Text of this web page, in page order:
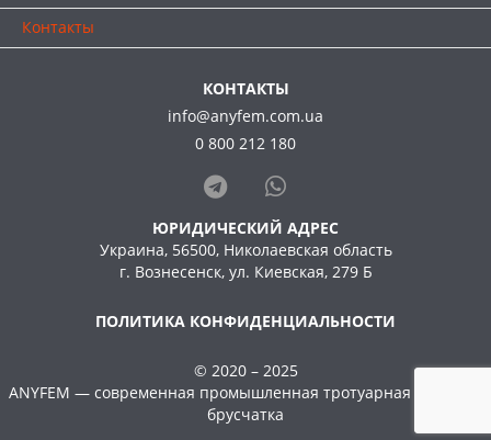
Контакты
КОНТАКТЫ
info@anyfem.com.ua
0 800 212 180
ЮРИДИЧЕСКИЙ АДРЕС
Украина, 56500, Николаевская область
г. Вознесенск, ул. Киевская, 279 Б
ПОЛИТИКА КОНФИДЕНЦИАЛЬНОСТИ
© 2020 – 2025
ANYFEM — современная промышленная тротуарная плитка и
брусчатка